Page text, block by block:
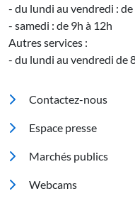
- du lundi au vendredi : de
- samedi : de 9h à 12h
Autres services :
- du lundi au vendredi de
Pied de page
Contactez-nous
Espace presse
Marchés publics
Footer 2
Webcams